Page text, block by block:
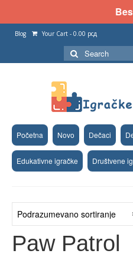
Blog Your Cart - 0.00 рсд
Search
for:
Početna Novo Dečaci
Edukativne igračke Društvene
Paw Patrol